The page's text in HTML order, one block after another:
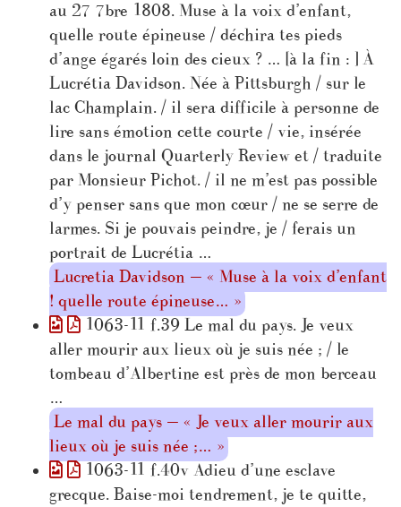
au 27 7bre 1808. Muse à la voix d’enfant,
quelle route épineuse / déchira tes pieds
d’ange égarés loin des cieux ? … [à la fin : ] À
Lucrétia Davidson. Née à Pittsburgh / sur le
lac Champlain. / il sera difficile à personne de
lire sans émotion cette courte / vie, insérée
dans le journal Quarterly Review et / traduite
par Monsieur Pichot. / il ne m’est pas possible
d’y penser sans que mon cœur / ne se serre de
larmes. Si je pouvais peindre, je / ferais un
portrait de Lucrétia …
Lucretia Davidson — « Muse à la voix d’enfant
! quelle route épineuse… »
1063-11 f.39 Le mal du pays. Je veux
aller mourir aux lieux où je suis née ; / le
tombeau d’Albertine est près de mon berceau
…
Le mal du pays — « Je veux aller mourir aux
lieux où je suis née ;… »
1063-11 f.40v Adieu d’une esclave
grecque. Baise-moi tendrement, je te quitte,